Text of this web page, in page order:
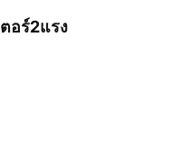
อร์2แรง